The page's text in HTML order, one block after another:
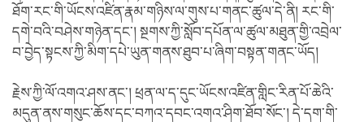
ཐོག་རང་གི་ཡོངས་འཛིན་རྣམ་གཉིས་ལ་གུས་པ་གནང་ཚུལ་དེ་ནི། རང་གི་
དགེ་བའི་བཤེས་གཉེན་དང་། སྔགས་ཀྱི་སློབ་དཔོན་ལ་ཚུལ་མཐུན་གྱི་འབྲེལ་
བ་བྱེད་སྟངས་ཀྱི་མིག་དཔེ་ཡུན་གནས་ཐུབ་པ་ཞིག་བསྟན་གནང་ཡོད།
རྗེས་ཀྱི་ལོ་འགའ་ཤས་ནང་། ཕྲན་ལ་ད་དུང་ཡོངས་འཛིན་གླིང་རིན་པོ་ཆེའི་
མདུན་ནས་གསུང་ཆོས་དང་བཀའ་དབང་འགའ་ཤིག་ཐོབ་སོང་། དེ་དག་གི་